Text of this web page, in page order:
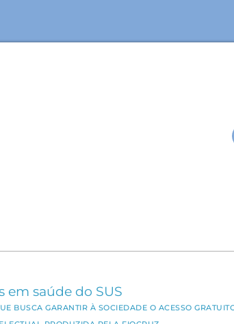
em saúde do SUS
BUSCA GARANTIR À SOCIEDADE O ACESSO